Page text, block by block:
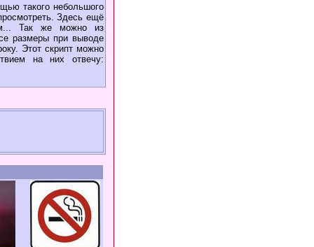
такого небольшого
Здесь ещё
Так же можно из
размеры при выводе
Этот скрипт можно
на них отвечу: